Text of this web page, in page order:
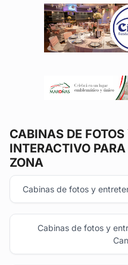
CABINAS DE
INTERACTIVO
ZONA
Cabinas de fotos y
Cabinas de fotos y